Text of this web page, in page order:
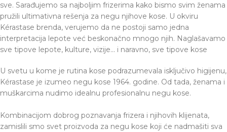
sve. Sarađujemo sa najboljim frizerima kako bismo svim ženama
pružili ultimativna rešenja za negu njihove kose. U okviru
Kérastase brenda, verujemo da ne postoji samo jedna
interpretacija lepote već beskonačno mnogo njih. Naglašavamo
sve tipove lepote, kulture, vizije... i naravno, sve tipove kose
U svetu u kome je rutina kose podrazumevala isključivo higijenu,
Kérastase je izumeo negu kose 1964. godine. Od tada, ženama i
muškarcima nudimo idealnu profesionalnu negu kose.
Kombinacijom dobrog poznavanja frizera i njihovih klijenata,
zamislili smo svet proizvoda za negu kose koji će nadmašiti sva